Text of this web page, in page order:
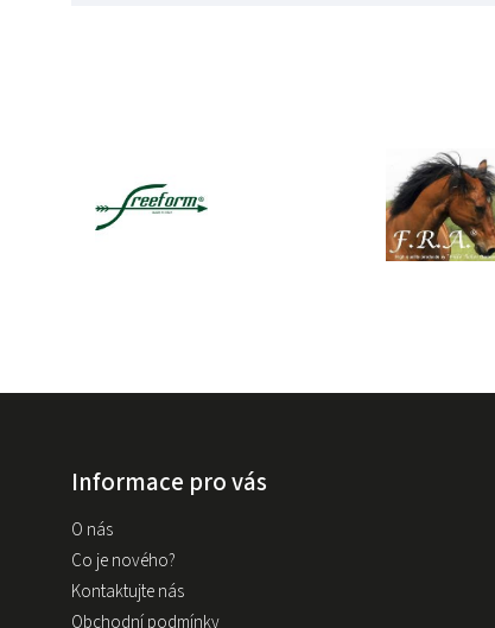
Informace pro vás
O nás
Co je nového?
Kontaktujte nás
Obchodní podmínky